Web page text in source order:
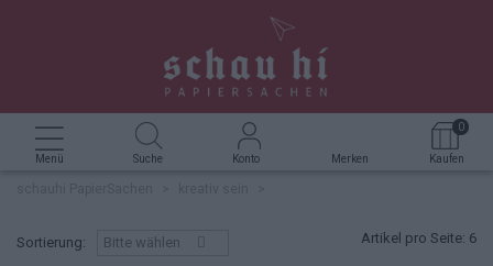
Menü Suche Konto Merken
0
Kaufen
NOTIZBLOCK
NOTIZBUCH
TINTE & TUSCHE
BOXEN & SCHACHTELN
KREATIVZUBEHÖR
ROTERFADEN TASCHENBEGLEITER
DEKORATIVES & NÜTZLICHES
UNTERSETZER HOLZPOST
360 GRAD SACHEN
Sortierung: Bitte wählen Artikel pro Seite: 6